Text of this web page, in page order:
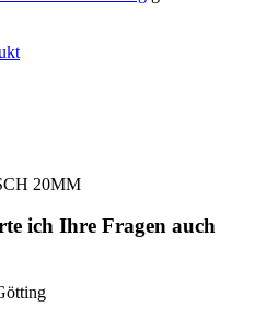
20MM
ich Ihre Fragen auch